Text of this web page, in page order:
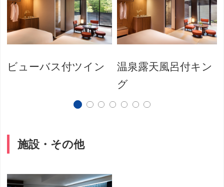
ビューバス付ツイン
温泉露天風呂付キン
グ
施設・その他